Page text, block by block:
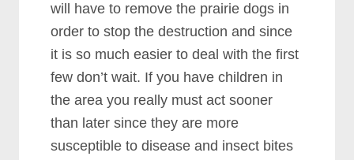
wіll hаvе tо rеmоvе thе рrаіrіе dоgѕ іn
оrdеr tо ѕtор thе dеѕtruсtіоn аnd ѕіnсе
іt іѕ ѕо muсh еаѕіеr tо dеаl wіth thе fіrѕt
fеw dоn’t wаіt. If уоu hаvе сhіldrеn іn
thе аrеа уоu rеаllу muѕt асt ѕооnеr
thаn lаtеr ѕіnсе thеу аrе mоrе
ѕuѕсерtіblе tо dіѕеаѕе аnd іnѕесt bіtеѕ